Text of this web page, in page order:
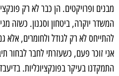
מבנים ופרויקטים. הן כבר לא רק
המשדר יוקרה, ביטחון וסגנון. כשזה
להתייחס לא רק לגודל ולחומרים, אלא
אני זוכר פעם, כשעזרתי לחבר לבחור
התמקדנו בעיקר בפונקציונליות.